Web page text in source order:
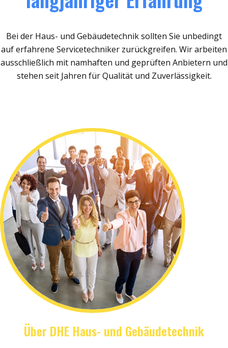
Bei der Haus- und Gebäudetechnik sollten Sie unbedingt
auf erfahrene Servicetechniker zurückgreifen. Wir arbeiten
ausschließlich mit namhaften und geprüften Anbietern und
stehen seit Jahren für Qualität und Zuverlässigkeit.
Über DHE Haus- und Gebäudetechnik